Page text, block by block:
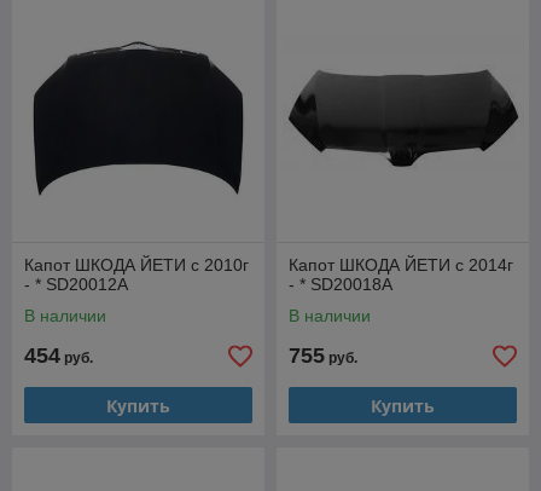
Капот ШКОДА ЙЕТИ с 2010г
- * SD20012A
В наличии
454 руб.
Купить
Капот ШКОДА ЙЕТИ с 2014г
- * SD20018A
В наличии
755 руб.
Купить